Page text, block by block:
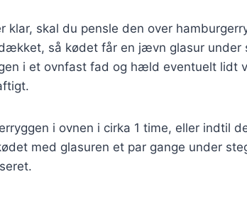
klar, skal du pensle den over
så kødet får en jævn glasur under
i et ovnfast fad og hæld eventuelt lidt
i ovnen i cirka 1 time, eller indtil
med glasuren et par gange under